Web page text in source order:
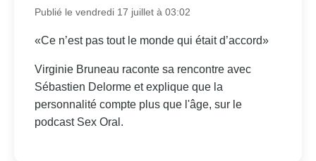
Publié le vendredi 17 juillet à 03:02
«Ce n’est pas tout le monde qui était d’accord»
Virginie Bruneau raconte sa rencontre avec
Sébastien Delorme et explique que la
personnalité compte plus que l'âge, sur le
podcast Sex Oral.